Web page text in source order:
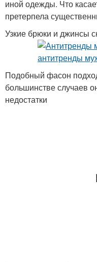
иной одежды. Что
претерпела
Узкие брюки и джинсы
Подобный фасон
большинстве случаев
недостатки